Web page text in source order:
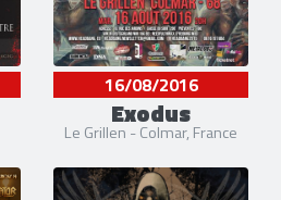
16/08/2016
Exodus
Le Grillen - Colmar, France